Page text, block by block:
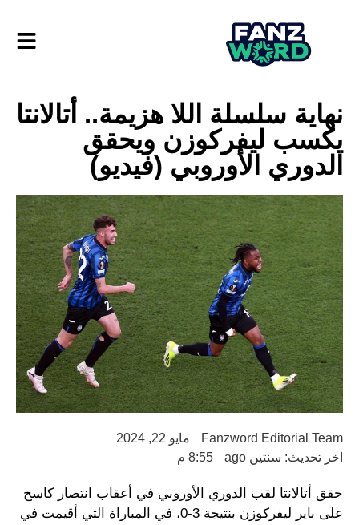
نهاية سلسلة اللا هزيمة.. أتالانتا
يكسب ليفركوزن ويحقق
الدوري الأوروبي (فيديو)
Fanzword Editorial Team
مايو 22, 2024
اخر تحديث: سنتين ago
8:55 م
حقق أتالانتا لقب الدوري الأوروبي في أعقاب انتصار كاسح
على باير ليفركوزن بنتيجة 3-0، في المباراة التي أقيمت في